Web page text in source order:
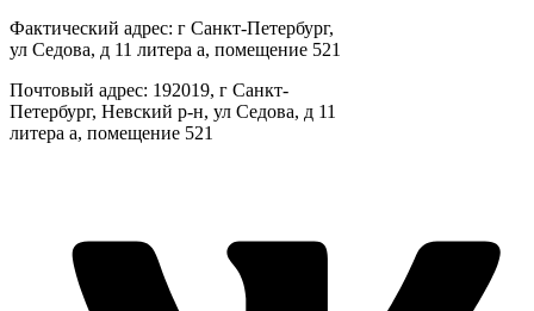
Фактический адрес: г Санкт-Петербург,
ул Седова, д 11 литера а, помещение 521
Почтовый адрес: 192019, г Санкт-
Петербург, Невский р-н, ул Седова, д 11
литера а, помещение 521